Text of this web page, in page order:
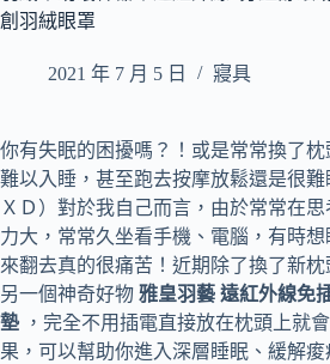
創羽絨眼罩
2021 年 7 月 5 日 寢具
你有失眠的困擾嗎？！或是常常換了
難以入睡，甚至跑去按摩放鬆還是很
ＸＤ）對於我自己而言，由於常常在
力大，常常久坐看手機、電腦，有時
來翻去真的很痛苦！近期除了換了新
另一個神奇好物 雅皇羽藝 遠紅外線免
墊 ，完全不用插電直接放在枕頭上就
果，可以幫助你進入深層睡眠、緩解